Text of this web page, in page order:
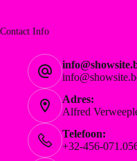
Contact Info
Adres:
Alfred
Telefoon:
+32-456-